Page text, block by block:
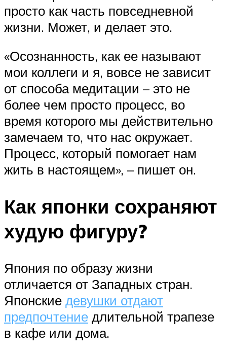
просто как часть повседневной
жизни. Может, и делает это.
«Осознанность, как ее называют
мои коллеги и я, вовсе не зависит
от способа медитации – это не
более чем просто процесс, во
время которого мы действительно
замечаем то, что нас окружает.
Процесс, который помогает нам
жить в настоящем», – пишет он.
Как японки сохраняют
худую фигуру?
Япония по образу жизни
отличается от Западных стран.
Японские девушки отдают
предпочтение длительной трапезе
в кафе или дома.